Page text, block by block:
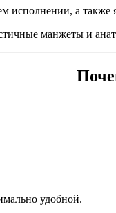
исполнении, а также
манжеты и
удобной.